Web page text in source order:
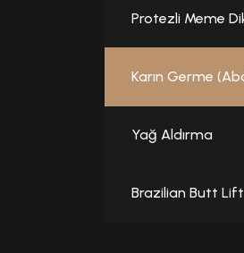
Protezli Meme
Karın Germe
Yağ Aldırma
Brazilian Butt Lift